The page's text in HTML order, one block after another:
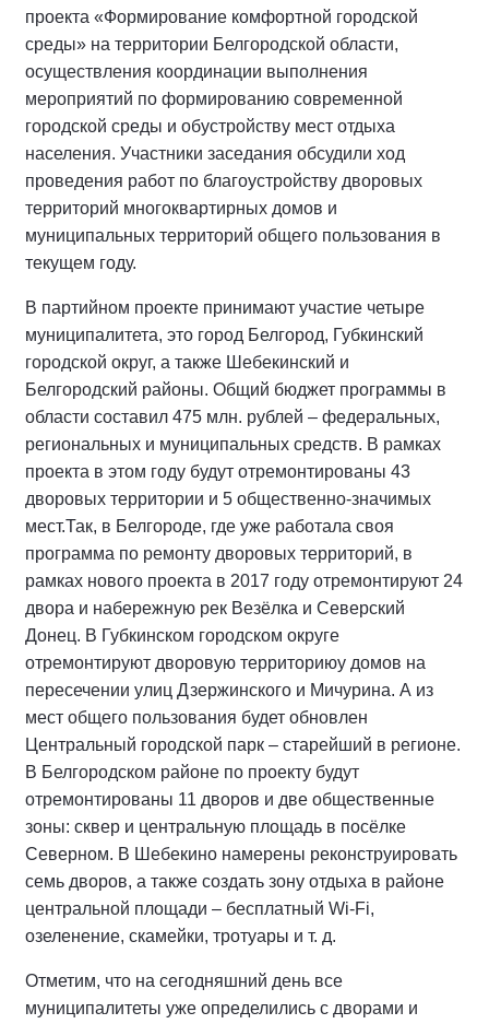
проекта «Формирование комфортной городской
среды» на территории Белгородской области,
осуществления координации выполнения
мероприятий по формированию современной
городской среды и обустройству мест отдыха
населения. Участники заседания обсудили ход
проведения работ по благоустройству дворовых
территорий многоквартирных домов и
муниципальных территорий общего пользования в
текущем году.
В партийном проекте принимают участие четыре
муниципалитета, это город Белгород, Губкинский
городской округ, а также Шебекинский и
Белгородский районы. Общий бюджет программы в
области составил 475 млн. рублей – федеральных,
региональных и муниципальных средств. В рамках
проекта в этом году будут отремонтированы 43
дворовых территории и 5 общественно-значимых
мест.Так, в Белгороде, где уже работала своя
программа по ремонту дворовых территорий, в
рамках нового проекта в 2017 году отремонтируют 24
двора и набережную рек Везёлка и Северский
Донец. В Губкинском городском округе
отремонтируют дворовую территориюу домов на
пересечении улиц Дзержинского и Мичурина. А из
мест общего пользования будет обновлен
Центральный городской парк – старейший в регионе.
В Белгородском районе по проекту будут
отремонтированы 11 дворов и две общественные
зоны: сквер и центральную площадь в посёлке
Северном. В Шебекино намерены реконструировать
семь дворов, а также создать зону отдыха в районе
центральной площади – бесплатный Wi-Fi,
озеленение, скамейки, тротуары и т. д.
Отметим, что на сегодняшний день все
муниципалитеты уже определились с дворами и